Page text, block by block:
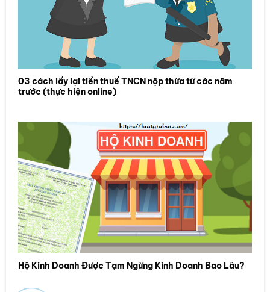
03 cách lấy lại tiền thuế TNCN nộp thừa từ các năm
trước (thực hiện online)
Hộ Kinh Doanh Được Tạm Ngừng Kinh Doanh Bao Lâu?